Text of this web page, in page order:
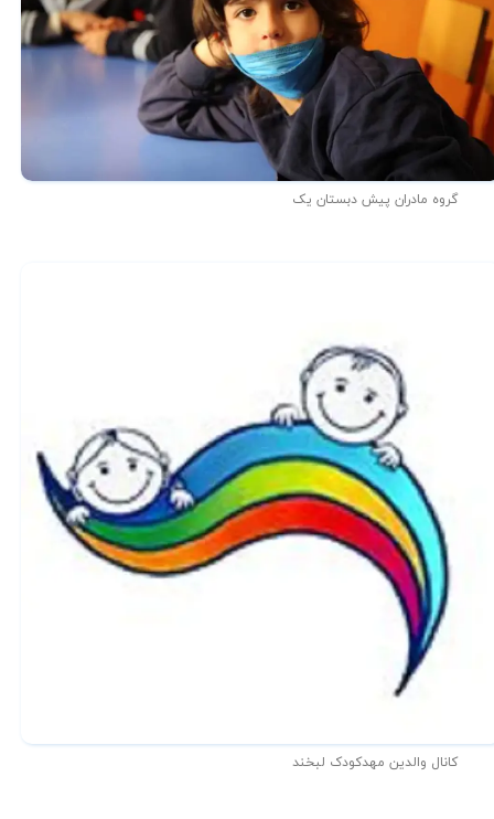
گروه مادران پیش دبستان یک
کانال والدین مهدکودک لبخند